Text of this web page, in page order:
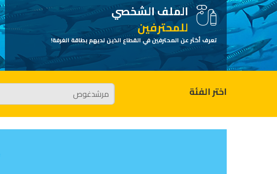
الملف الشخصي
للمحترفين
تعرف أكثر عن المحترفين في القطاع الذين لديهم بطاقة الغرفة!
اختر الفئة